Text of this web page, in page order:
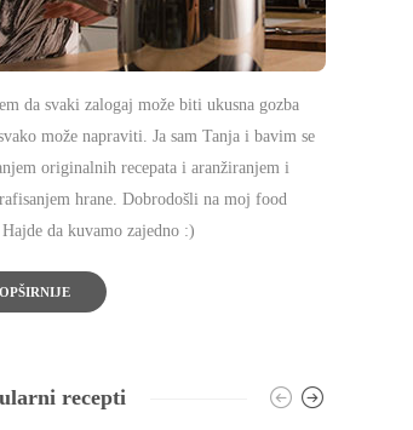
da svaki zalogaj može biti ukusna gozba
može napraviti. Ja sam Tanja i bavim se
originalnih recepata i aranžiranjem i
hrane. Dobrodošli na moj food
da kuvamo zajedno :)
OPŠIRNIJE
recepti